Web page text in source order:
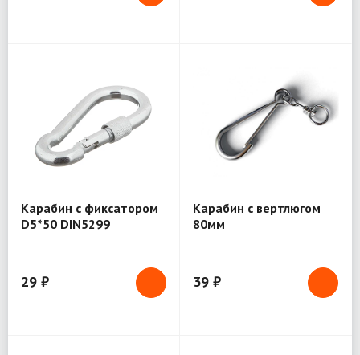
Карабин с фиксатором
D5*50 DIN5299
29 ₽
Карабин с вертлюгом
80мм
39 ₽